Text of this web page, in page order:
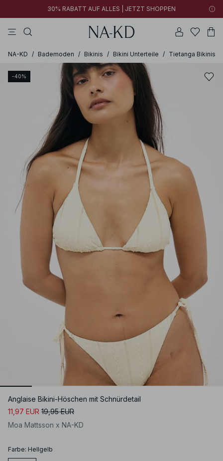
30% RABATT AUF ALLES | JETZT SHOPPEN
NA-KD / Bademoden / Bikinis / Bikini Unterteile / Tietanga Bikinis
-40%
Anglaise Bikini-Höschen mit Schnürdetail
11,97 EUR 19,95 EUR
Moa Mattsson x NA-KD
Farbe: Hellgelb